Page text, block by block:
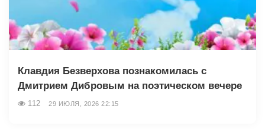
Клавдия Безверхова познакомилась с
Дмитрием Дибровым на поэтическом вечере
112 29 ИЮЛЯ, 2026 22:15